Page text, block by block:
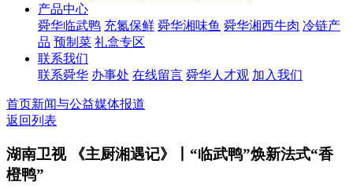
产品中心
舜华临武鸭 充氮保鲜 舜华湘味鱼 舜华湘西牛肉 冷链产
品 预制菜 礼盒专区
联系我们
联系舜华 办事处 在线留言 舜华人才观 加入我们
首页新闻与公益媒体报道
返回列表
湖南卫视 《主厨湘遇记》丨“临武鸭”焕新法式“香
橙鸭”